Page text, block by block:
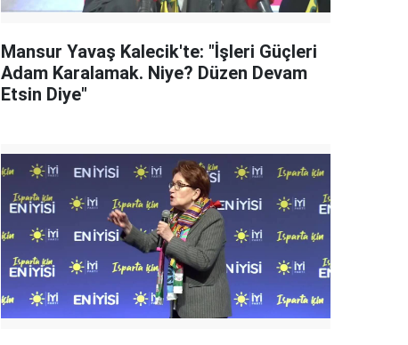
Mansur Yavaş Kalecik'te: "İşleri Güçleri
Adam Karalamak. Niye? Düzen Devam
Etsin Diye"